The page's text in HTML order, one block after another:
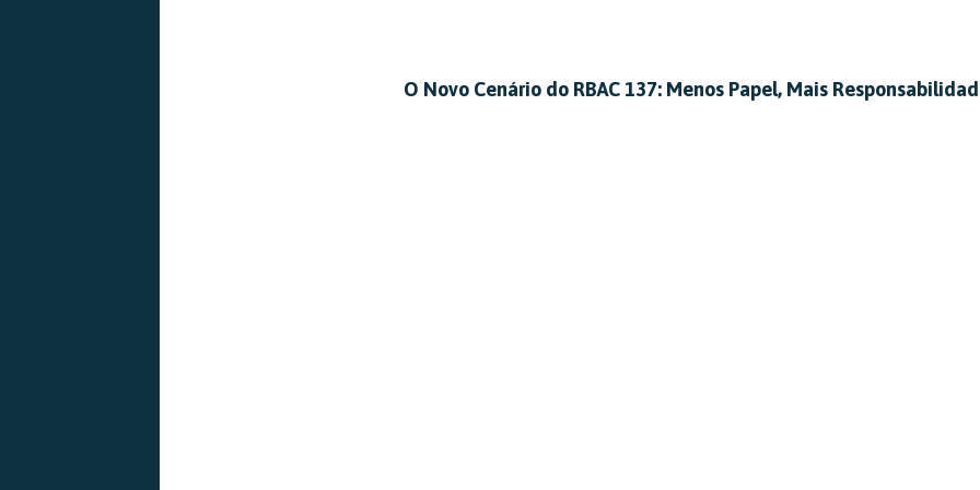
O Novo Cenário do RBAC 137: Menos Papel, Mais